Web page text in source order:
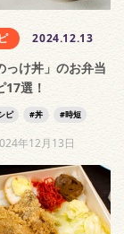
2024.12.13
っけ丼」のお弁当
17選！
ピ 丼 時短
年12月13日